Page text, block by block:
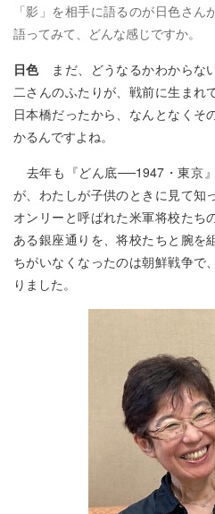
「影」を相手に語るのが日色さ
語ってみて、どんな感じですか。
日色まだ、どうなるかわからな
二さんのふたりが、戦前に生まれ
日本橋だったから、なんとなくそ
かるんですよね。
去年も『どん底──1947・東京
が、わたしが子供のときに見て知
オンリーと呼ばれた米軍将校たち
ある銀座通りを、将校たちと腕を
ちがいなくなったのは朝鮮戦争で
りました。